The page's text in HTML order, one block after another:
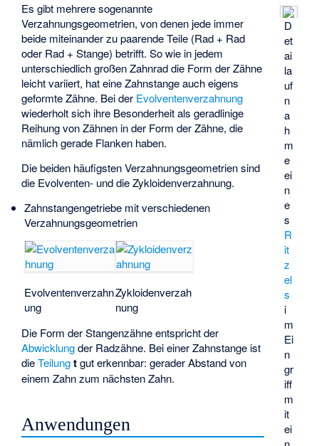
D
et
ai
la
uf
n
a
h
m
e
ei
n
e
s
R
it
z
el
s
i
m
Ei
n
gr
iff
m
it
ei
Es gibt mehrere sogenannte
Verzahnungsgeometrien, von denen jede immer
beide miteinander zu paarende Teile (Rad + Rad
oder Rad + Stange) betrifft. So wie in jedem
unterschiedlich großen Zahnrad die Form der Zähne
leicht variiert, hat eine Zahnstange auch eigens
geformte Zähne. Bei der Evolventenverzahnung
wiederholt sich ihre Besonderheit als geradlinige
Reihung von Zähnen in der Form der Zähne, die
nämlich gerade Flanken haben.
Die beiden häufigsten Verzahnungsgeometrien sind
die Evolventen- und dieZykloidenverzahnung.
Zahnstangengetriebe mit verschiedenen
Verzahnungsgeometrien
Evolventenverzahn
ung
Zykloidenverzah
nung
Die Form der Stangenzähne entspricht der
Abwicklungder Radzähne. Bei einer Zahnstange ist
dieTeilung tgut erkennbar: gerader Abstand von
einem Zahn zum nächsten Zahn.
Anwendungen